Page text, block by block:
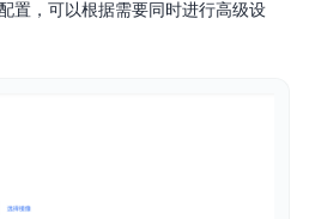
置，可以根据需要同时进行高级设